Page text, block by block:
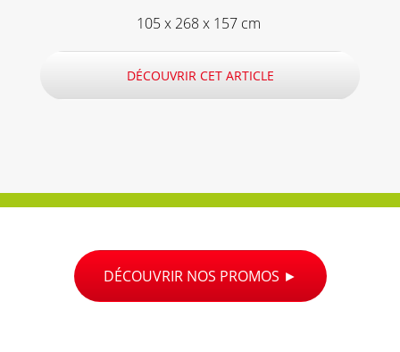
105 x 268 x 157 cm
DÉCOUVRIR CET ARTICLE
DÉCOUVRIR NOS PROMOS